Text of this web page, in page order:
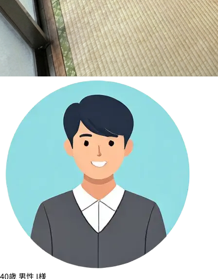
40歳 男性 I様